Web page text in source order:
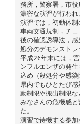
務所，警察署，市役
濃密な演習が行われ
演習では，初動体制
車両交通規制，チ
後の確認誘導法，
処分のデモンストレ
平成26年末には，
ンフルエンザの発
込め（殺処分や感染
県内でもひとたび
動制限や搬出制限な
みなさんの危機感
た。
演習で待機する参加